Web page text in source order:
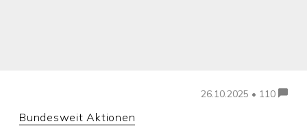
26.10.2025 • 110
Bundesweit Aktionen